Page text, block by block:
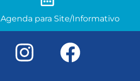
para Site/Informativo
de eventos para site/informativo